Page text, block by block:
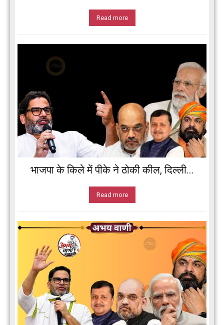
Read more
भाजपा के किले में पीके ने ठोकी कील, दिल्ली...
Read more